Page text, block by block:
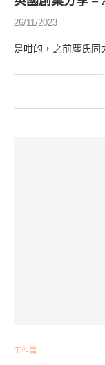
26/11/2023
是咁的，之前塵氏同
工作篇